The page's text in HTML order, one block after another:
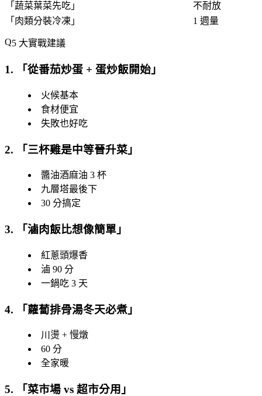
「 蔬菜葉菜先吃 」
不耐放
「 肉類分裝冷凍 」 1 週量
5 大實戰建議
1. 「從番茄炒蛋 + 蛋炒飯開始 」
火候基本
食材便宜
失敗也好吃
2. 「三杯雞是中等晉升菜 」
醬油酒麻油 3 杯
九層塔最後下
30 分搞定
3. 「滷肉飯比想像簡單 」
紅蔥頭爆香
滷 90 分
一鍋吃 3 天
4. 「蘿蔔排骨湯冬天必煮 」
川燙 + 慢燉
60 分
全家暖
5. 「 菜市場 vs 超市分用 」